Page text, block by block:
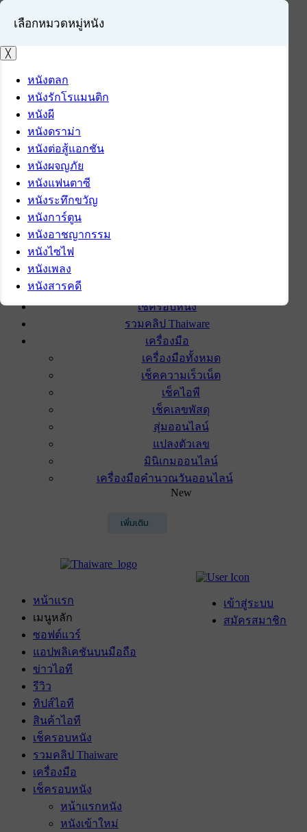
เข้าสู่ระบบ
สมัครสมาชิก
เช็ครอบหนัง
รวมคลิป Thaiware
เครื่องมือ
เครื่องมือทั้งหมด
เช็คความเร็วเน็ต
เช็คไอพี
เช็คเลขพัสดุ
สุ่มออนไลน์
แปลงตัวเลข
มินิเกมออนไลน์
เครื่องมือคำนวณวันออนไลน์
New
เพิ่มเติม
เข้าสู่ระบบ
สมัครสมาชิก
หน้าแรก
เมนูหลัก
ซอฟต์แวร์
แอปพลิเคชันบนมือถือ
ข่าวไอที
รีวิว
ทิปส์ไอที
สินค้าไอที
เช็ครอบหนัง
รวมคลิป Thaiware
เครื่องมือ
เช็ครอบหนัง
หน้าแรกหนัง
หนังเข้าใหม่
เลือกหมวดหมู่หนัง
╳
หนังตลก
หนังรักโรแมนติก
หนังผี
หนังดราม่า
หนังต่อสู้แอกชัน
หนังผจญภัย
หนังแฟนตาซี
หนังระทึกขวัญ
หนังการ์ตูน
หนังอาชญากรรม
หนังไซไฟ
หนังเพลง
หนังสารคดี